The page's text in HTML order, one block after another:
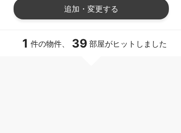
追加・変更する
1 件の物件、 39 部屋がヒットしました